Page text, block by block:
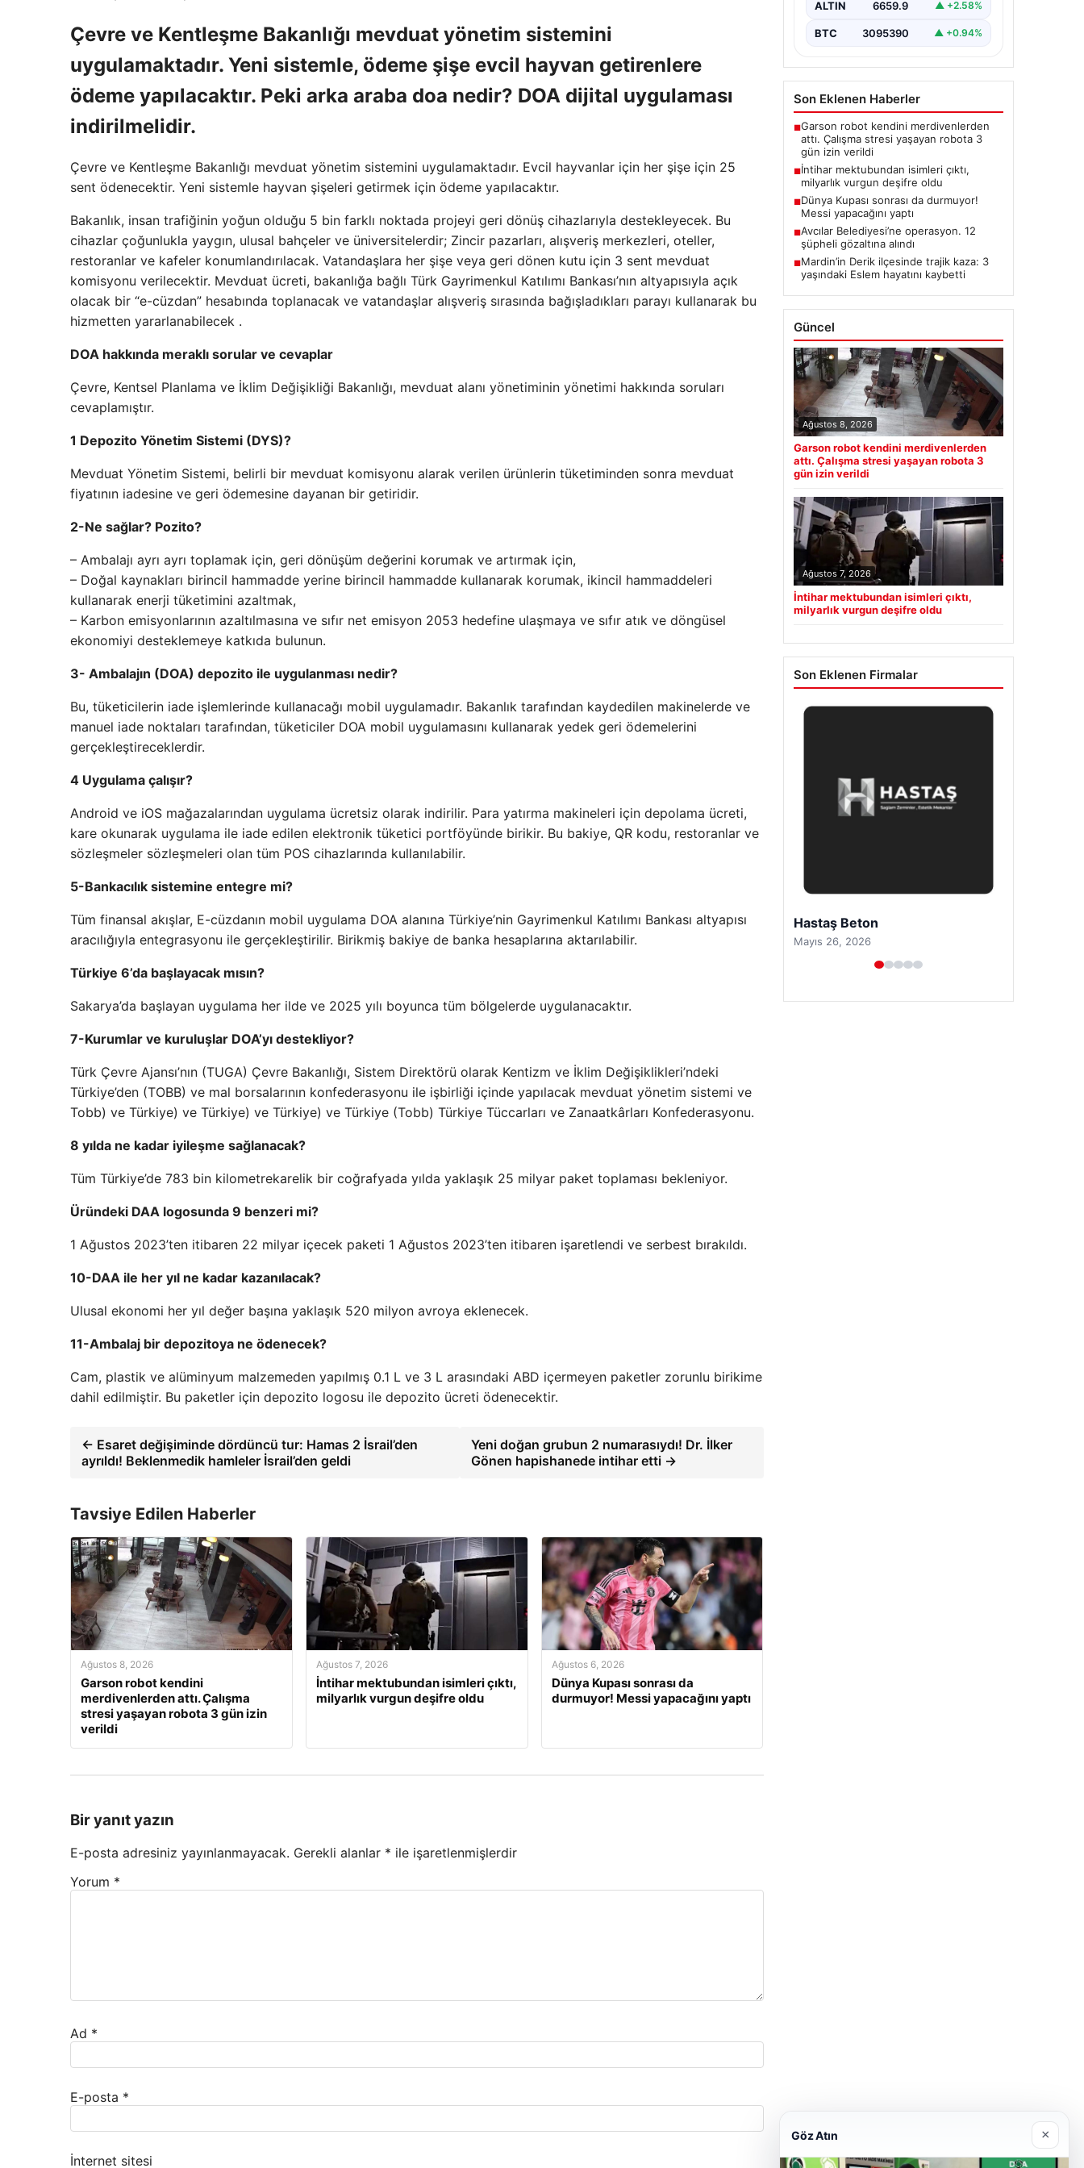
Çevre ve Kentleşme Bakanlığı mevduat yönetim sistemini
uygulamaktadır. Yeni sistemle, ödeme şişe evcil hayvan getirenlere
ödeme yapılacaktır. Peki arka araba doa nedir? DOA dijital uygulaması
indirilmelidir.
Çevre ve Kentleşme Bakanlığı mevduat yönetim sistemini uygulamaktadır. Evcil hayvanlar için her şişe için 25
sent ödenecektir. Yeni sistemle hayvan şişeleri getirmek için ödeme yapılacaktır.
Bakanlık, insan trafiğinin yoğun olduğu 5 bin farklı noktada projeyi geri dönüş cihazlarıyla destekleyecek. Bu
cihazlar çoğunlukla yaygın, ulusal bahçeler ve üniversitelerdir; Zincir pazarları, alışveriş merkezleri, oteller,
restoranlar ve kafeler konumlandırılacak. Vatandaşlara her şişe veya geri dönen kutu için 3 sent mevduat
komisyonu verilecektir. Mevduat ücreti, bakanlığa bağlı Türk Gayrimenkul Katılımı Bankası’nın altyapısıyla açık
olacak bir “e-cüzdan” hesabında toplanacak ve vatandaşlar alışveriş sırasında bağışladıkları parayı kullanarak bu
hizmetten yararlanabilecek .
DOA hakkında meraklı sorular ve cevaplar
Çevre, Kentsel Planlama ve İklim Değişikliği Bakanlığı, mevduat alanı yönetiminin yönetimi hakkında soruları
cevaplamıştır.
1 Depozito Yönetim Sistemi (DYS)?
Mevduat Yönetim Sistemi, belirli bir mevduat komisyonu alarak verilen ürünlerin tüketiminden sonra mevduat
fiyatının iadesine ve geri ödemesine dayanan bir getiridir.
2-Ne sağlar? Pozito?
– Ambalajı ayrı ayrı toplamak için, geri dönüşüm değerini korumak ve artırmak için,
– Doğal kaynakları birincil hammadde yerine birincil hammadde kullanarak korumak, ikincil hammaddeleri
kullanarak enerji tüketimini azaltmak,
– Karbon emisyonlarının azaltılmasına ve sıfır net emisyon 2053 hedefine ulaşmaya ve sıfır atık ve döngüsel
ekonomiyi desteklemeye katkıda bulunun.
3- Ambalajın (DOA) depozito ile uygulanması nedir?
Bu, tüketicilerin iade işlemlerinde kullanacağı mobil uygulamadır. Bakanlık tarafından kaydedilen makinelerde ve
manuel iade noktaları tarafından, tüketiciler DOA mobil uygulamasını kullanarak yedek geri ödemelerini
gerçekleştireceklerdir.
4 Uygulama çalışır?
Android ve iOS mağazalarından uygulama ücretsiz olarak indirilir. Para yatırma makineleri için depolama ücreti,
kare okunarak uygulama ile iade edilen elektronik tüketici portföyünde birikir. Bu bakiye, QR kodu, restoranlar ve
sözleşmeler sözleşmeleri olan tüm POS cihazlarında kullanılabilir.
5-Bankacılık sistemine entegre mi?
Tüm finansal akışlar, E-cüzdanın mobil uygulama DOA alanına Türkiye’nin Gayrimenkul Katılımı Bankası altyapısı
aracılığıyla entegrasyonu ile gerçekleştirilir. Birikmiş bakiye de banka hesaplarına aktarılabilir.
Türkiye 6’da başlayacak mısın?
Sakarya’da başlayan uygulama her ilde ve 2025 yılı boyunca tüm bölgelerde uygulanacaktır.
7-Kurumlar ve kuruluşlar DOA’yı destekliyor?
Türk Çevre Ajansı’nın (TUGA) Çevre Bakanlığı, Sistem Direktörü olarak Kentizm ve İklim Değişiklikleri’ndeki
Türkiye’den (TOBB) ve mal borsalarının konfederasyonu ile işbirliği içinde yapılacak mevduat yönetim sistemi ve
Tobb) ve Türkiye) ve Türkiye) ve Türkiye) ve Türkiye (Tobb) Türkiye Tüccarları ve Zanaatkârları Konfederasyonu.
8 yılda ne kadar iyileşme sağlanacak?
Tüm Türkiye’de 783 bin kilometrekarelik bir coğrafyada yılda yaklaşık 25 milyar paket toplaması bekleniyor.
Üründeki DAA logosunda 9 benzeri mi?
1 Ağustos 2023’ten itibaren 22 milyar içecek paketi 1 Ağustos 2023’ten itibaren işaretlendi ve serbest bırakıldı.
10-DAA ile her yıl ne kadar kazanılacak?
Ulusal ekonomi her yıl değer başına yaklaşık 520 milyon avroya eklenecek.
11-Ambalaj bir depozitoya ne ödenecek?
Cam, plastik ve alüminyum malzemeden yapılmış 0.1 L ve 3 L arasındaki ABD içermeyen paketler zorunlu birikime
dahil edilmiştir. Bu paketler için depozito logosu ile depozito ücreti ödenecektir.
← Esaret değişiminde dördüncü tur: Hamas 2 İsrail’den
ayrıldı! Beklenmedik hamleler İsrail’den geldi
Yeni doğan grubun 2 numarasıydı! Dr. İlker
Gönen hapishanede intihar etti →
Tavsiye Edilen Haberler
Ağustos 8, 2026
Garson robot kendini
merdivenlerden attı. Çalışma
stresi yaşayan robota 3 gün izin
verildi
Ağustos 7, 2026
İntihar mektubundan isimleri çıktı,
milyarlık vurgun deşifre oldu
Ağustos 6, 2026
Dünya Kupası sonrası da
durmuyor! Messi yapacağını yaptı
Bir yanıt yazın
E-posta adresiniz yayınlanmayacak. Gerekli alanlar * ile işaretlenmişlerdir
Yorum *
Ad *
E-posta *
İnternet sitesi
ALTIN 6659.9 ▲ +2.58%
BTC 3095390 ▲ +0.94%
Son Eklenen Haberler
■Garson robot kendini merdivenlerden
attı. Çalışma stresi yaşayan robota 3
gün izin verildi
■İntihar mektubundan isimleri çıktı,
milyarlık vurgun deşifre oldu
■Dünya Kupası sonrası da durmuyor!
Messi yapacağını yaptı
■Avcılar Belediyesi’ne operasyon. 12
şüpheli gözaltına alındı
■Mardin’in Derik ilçesinde trajik kaza: 3
yaşındaki Eslem hayatını kaybetti
Güncel
Ağustos 8, 2026
Garson robot kendini merdivenlerden
attı. Çalışma stresi yaşayan robota 3
gün izin verildi
Ağustos 7, 2026
İntihar mektubundan isimleri çıktı,
milyarlık vurgun deşifre oldu
Son Eklenen Firmalar
Prenses Night Club
Nisan 29, 2026
Göz Atın ×